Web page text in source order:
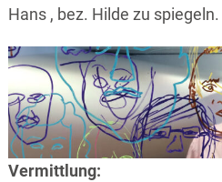
Hans , bez. Hilde zu spiegeln.
Vermittlung: